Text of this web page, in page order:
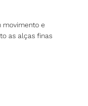
movimento e
as alças finas